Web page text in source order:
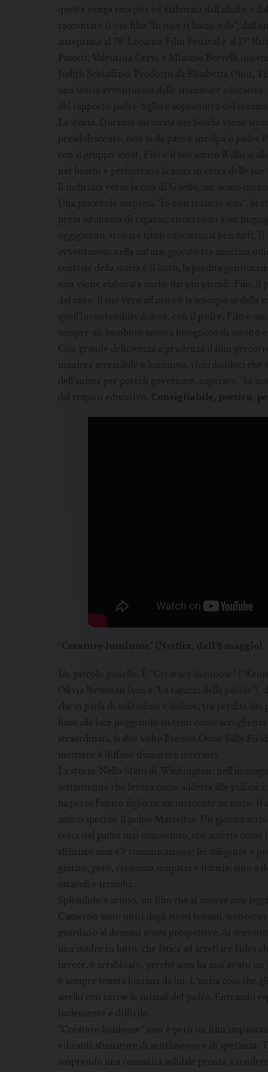
questa venga recepita ed elaborata dall’adulto e
raccontare il suo film “Io non ti lascio solo”,
anteprima al 78° Locarno Film Festival e al 17°
Pasotti, Valentina Cervi e Mimmo Borrelli
Judith Schiaffino. Prodotto da Elisabetta Olmi,
una storia avventurosa dalle sfumature
del rapporto padre-figlio e soprattutto del
La storia. Durante un’uscita nei boschi viene
preadolescente, non si dà pace e incolpa il
con il gruppo scout, Filo e il suo amico Rullo si
nei boschi e perlustrano la zona in cerca delle
li indirizza verso la casa di Guelfo, un uomo
Una piacevole sorpresa “Io non ti lascio solo”.
presa ad altezza di ragazzo, ricorrendo a un
oggigiorno, trovare titoli educational ben fatti.
avventuroso nella natura, giocato tra amicizia
centrale della storia è il lutto, la perdita
essa viene elaborata anche dai più piccoli. Filo,
del cane: il suo vero affanno è la scomparsa della
quell’incontenibile dolore, con il padre. Filo è
sempre un bambino ancora bisognoso di ascolto
Con grande delicatezza e prudenza il film
maniera accessibile e luminosa, ricordandoci
dell’anima per poterli governare, superare. “Io
dal respiro educativo.
“Creature luminose” (Netflix, dall’8 maggio)
Un piccolo gioiello. È “Creature luminose”
Olivia Newman (suo è “La ragazza della
che ci parla di solitudine e dolore, tra perdita
buio alla luce poggiando su temi come
straordinari, la due volte Premio Oscar Sally
mestiere e diffuse sfumature interiori.
La storia. Nello Stato di Washington,
settantenne che lavora come addetta alle pulizie
ha perso l’unico figlio in un incidente in mare.
amico speciale il polpo Marcellus. Un giorno
cerca del padre mai conosciuto, che accetta
all’inizio non c’è comunicazione: lei diligente e
giorno, però, crescono simpatia e fiducia, sino a
ostacoli e irrisolti…
Splendido e arioso, un film che si muove con
Cameron sono uniti dagli stessi traumi,
guardano al domani senza prospettive. Si
una madre in lutto, che fatica ad accettare
invece, è arrabbiato, perché non ha mai avuto un
è sempre tenuta lontana da lui. L’unica cosa che
anello con incise le iniziali del padre. Entrambi
inclemente e difficile.
“Creature luminose” non è però un film
vibranti sfumature di sentimento e di speranza.
scoprendo una comunità solidale pronta a